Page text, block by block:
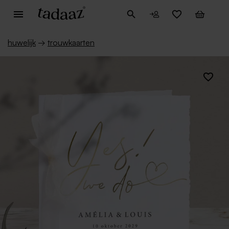
huwelijk → trouwkaarten